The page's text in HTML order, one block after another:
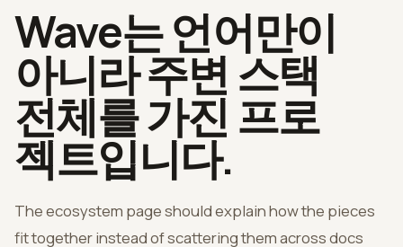
GitHub
Wave는 언어만이
아니라 주변 스택
전체를 가진 프로
젝트입니다.
The ecosystem page should explain how the pieces
fit together instead of scattering them across docs